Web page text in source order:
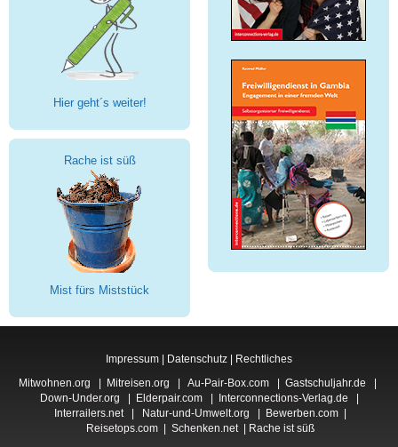
Hier geht´s weiter!
Rache ist süß
Mist fürs Miststück
Impressum Datenschutz
Rechtliches
Mitwohnen.org
Mitreisen.org Au-Pair-Box.com Gastschuljahr.de
Down-Under.org
Elderpair.com| Interconnections-Verlag.de
Interrailers.net| Natur-und-Umwelt.org Bewerben.com
Reisetops.com
Schenken.net| Rache ist süß